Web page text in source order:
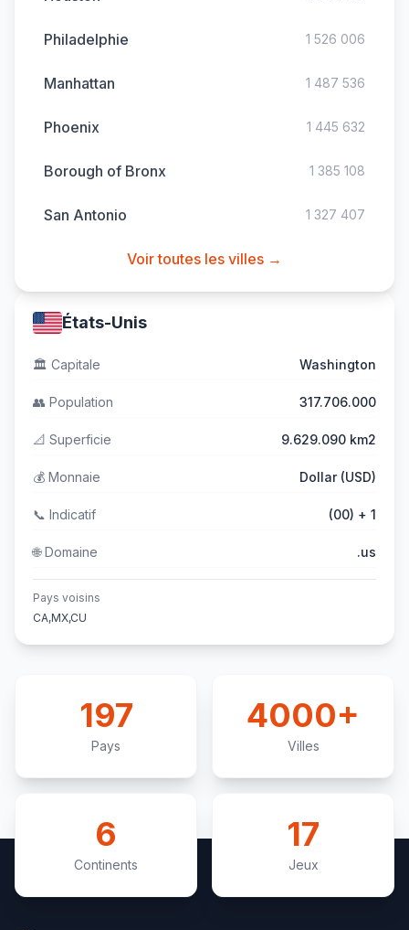
Philadelphie 1 526 006
Manhattan 1 487 536
Phoenix 1 445 632
Borough of Bronx 1 385 108
San Antonio 1 327 407
Voir toutes les villes →
États-Unis
🏛️ Capitale Washington
👥 Population 317.706.000
📐 Superficie 9.629.090 km2
💰 Monnaie Dollar (USD)
📞 Indicatif (00) + 1
🌐Domaine .us
Pays voisins
CA,MX,CU
197
Pays
4000+
Villes
6
Continents
17
Jeux